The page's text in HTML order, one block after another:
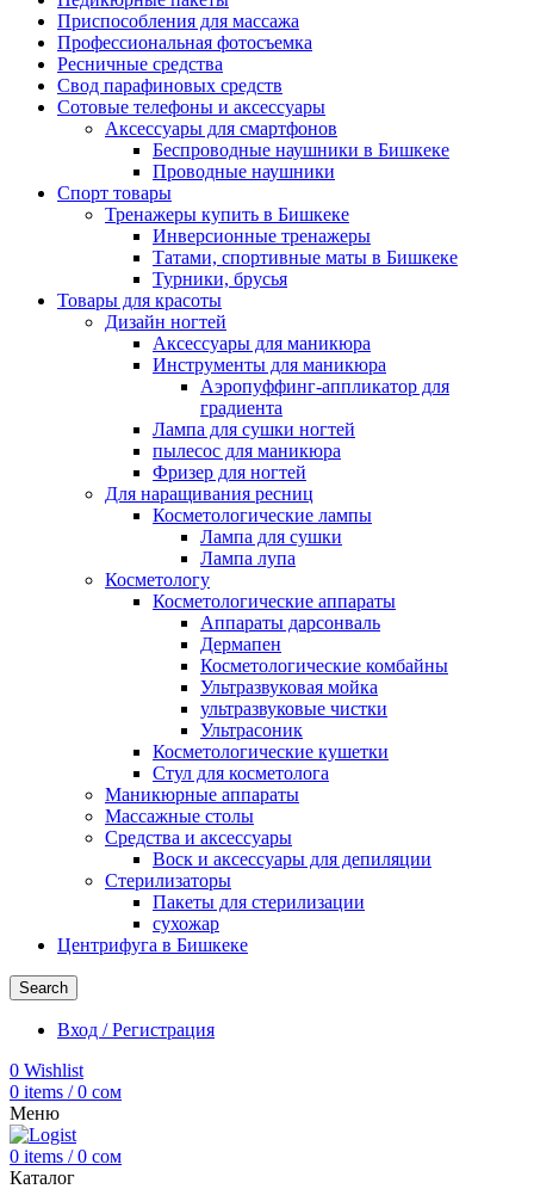
Приспособления для массажа
Профессиональная фотосъемка
Ресничные средства
Свод парафиновых средств
Сотовые телефоны и аксессуары
Аксессуары для смартфонов
Беспроводные наушники в Бишкеке
Проводные наушники
Спорт товары
Тренажеры купить в Бишкеке
Инверсионные тренажеры
Татами, спортивные маты в Бишкеке
Турники, брусья
Товары для красоты
Дизайн ногтей
Аксессуары для маникюра
Инструменты для маникюра
Аэропуффинг-аппликатор для
градиента
Лампа для сушки ногтей
пылесос для маникюра
Фризер для ногтей
Для наращивания ресниц
Косметологические лампы
Лампа для сушки
Лампа лупа
Косметологу
Косметологические аппараты
Аппараты дарсонваль
Дермапен
Косметологические комбайны
Ультразвуковая мойка
ультразвуковые чистки
Ультрасоник
Косметологические кушетки
Стул для косметолога
Маникюрные аппараты
Массажные столы
Средства и аксессуары
Воск и аксессуары для депиляции
Стерилизаторы
Пакеты для стерилизации
сухожар
Центрифуга в Бишкеке
Search
Вход / Регистрация
0 Wishlist
0 items / 0 сом
Меню
0 items / 0 сом
Каталог